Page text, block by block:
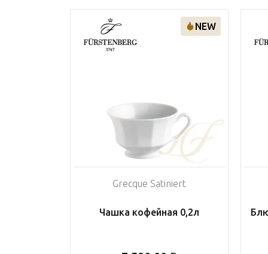
NEW
Grecque Satiniert
Чашка кофейная 0,2л